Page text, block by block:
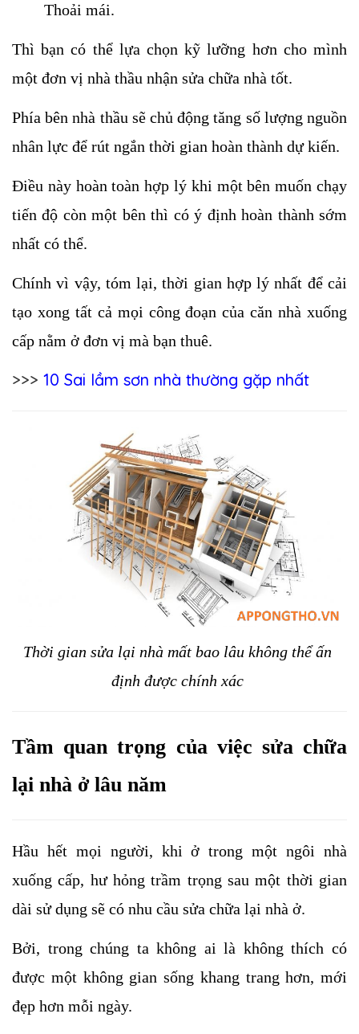
Thoải mái.
Thì bạn có thể lựa chọn kỹ lưỡng hơn cho mình
một đơn vị nhà thầu nhận sửa chữa nhà tốt.
Phía bên nhà thầu sẽ chủ động tăng số lượng nguồn
nhân lực để rút ngắn thời gian hoàn thành dự kiến.
Điều này hoàn toàn hợp lý khi một bên muốn chạy
tiến độ còn một bên thì có ý định hoàn thành sớm
nhất có thể.
Chính vì vậy, tóm lại, thời gian hợp lý nhất để cải
tạo xong tất cả mọi công đoạn của căn nhà xuống
cấp nằm ở đơn vị mà bạn thuê.
>>> 10 Sai lầm sơn nhà thường gặp nhất
Thời gian sửa lại nhà mất bao lâu không thể ấn
định được chính xác
Tầm quan trọng của việc sửa chữa
lại nhà ở lâu năm
Hầu hết mọi người, khi ở trong một ngôi nhà
xuống cấp, hư hỏng trầm trọng sau một thời gian
dài sử dụng sẽ có nhu cầu sửa chữa lại nhà ở.
Bởi, trong chúng ta không ai là không thích có
được một không gian sống khang trang hơn, mới
đẹp hơn mỗi ngày.